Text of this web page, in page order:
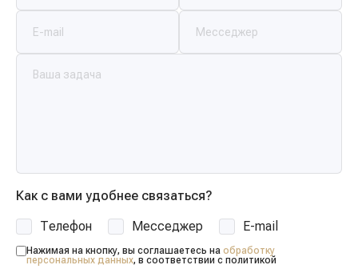
Как с вами удобнее связаться?
Телефон
Месседжер E-mail
Нажимая на кнопку, вы соглашаетесь на обработку
персональных данных, в соответствии с политикой